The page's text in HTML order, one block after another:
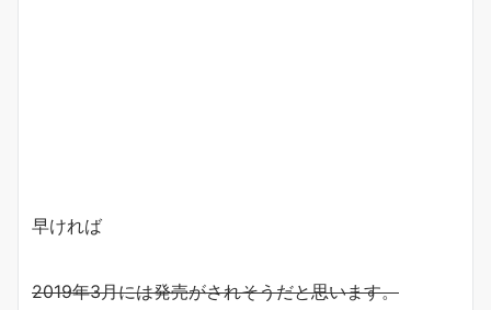
早ければ
2019年3月には発売がされそうだと思います。